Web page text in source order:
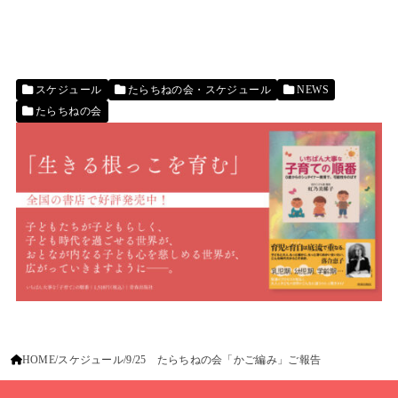
スケジュール たらちねの会・スケジュール
NEWS
たらちねの会
HOME スケジュール 9/25 たらちねの会「かご編み」ご報告